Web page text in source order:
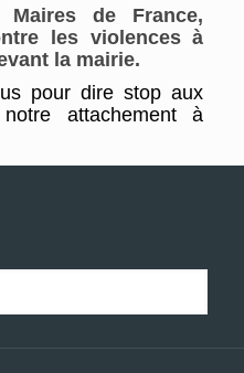
de France,
les violences à
la mairie.
pour dire stop aux
attachement à